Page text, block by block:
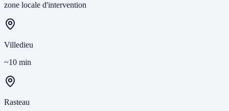
zone locale d'intervention
Villedieu
~10 min
Rasteau